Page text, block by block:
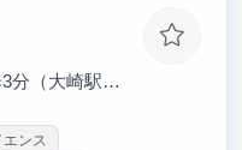
駅から徒歩8分）
ンス